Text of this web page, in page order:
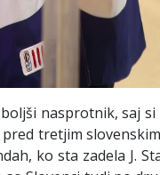
nasprotnik, saj si
tretjim
ko sta zadela J.